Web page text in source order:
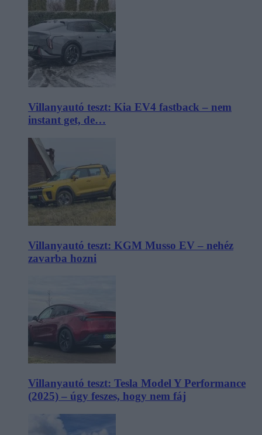
Villanyautó teszt: Kia EV4 fastback – nem
instant get, de…
Villanyautó teszt: KGM Musso EV – nehéz
zavarba hozni
Villanyautó teszt: Tesla Model Y Performance
(2025) – úgy feszes, hogy nem fáj